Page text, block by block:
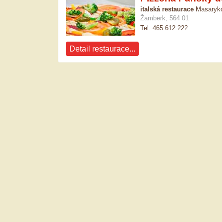
italská restaurace
Žamberk, 564 01
Tel. 465 612 222
Detail restaurace...